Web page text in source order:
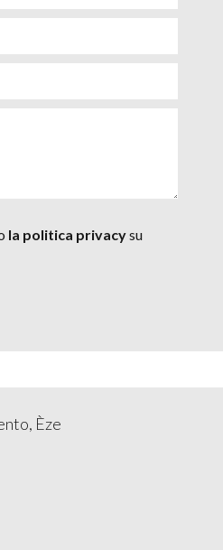
la politica privacysu
Èze